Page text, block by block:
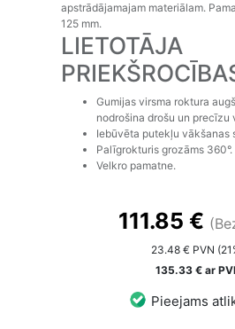
apstrādājamajam materiālam.
125 mm.
LIETOTĀJA
Gumijas virsma roktura
nodrošina drošu un precīzu
Iebūvēta putekļu vākšanas
Palīgrokturis grozāms 360°.
Velkro pamatne.
111.85 €
23.48 € PVN
135.33 € ar
Pieejams